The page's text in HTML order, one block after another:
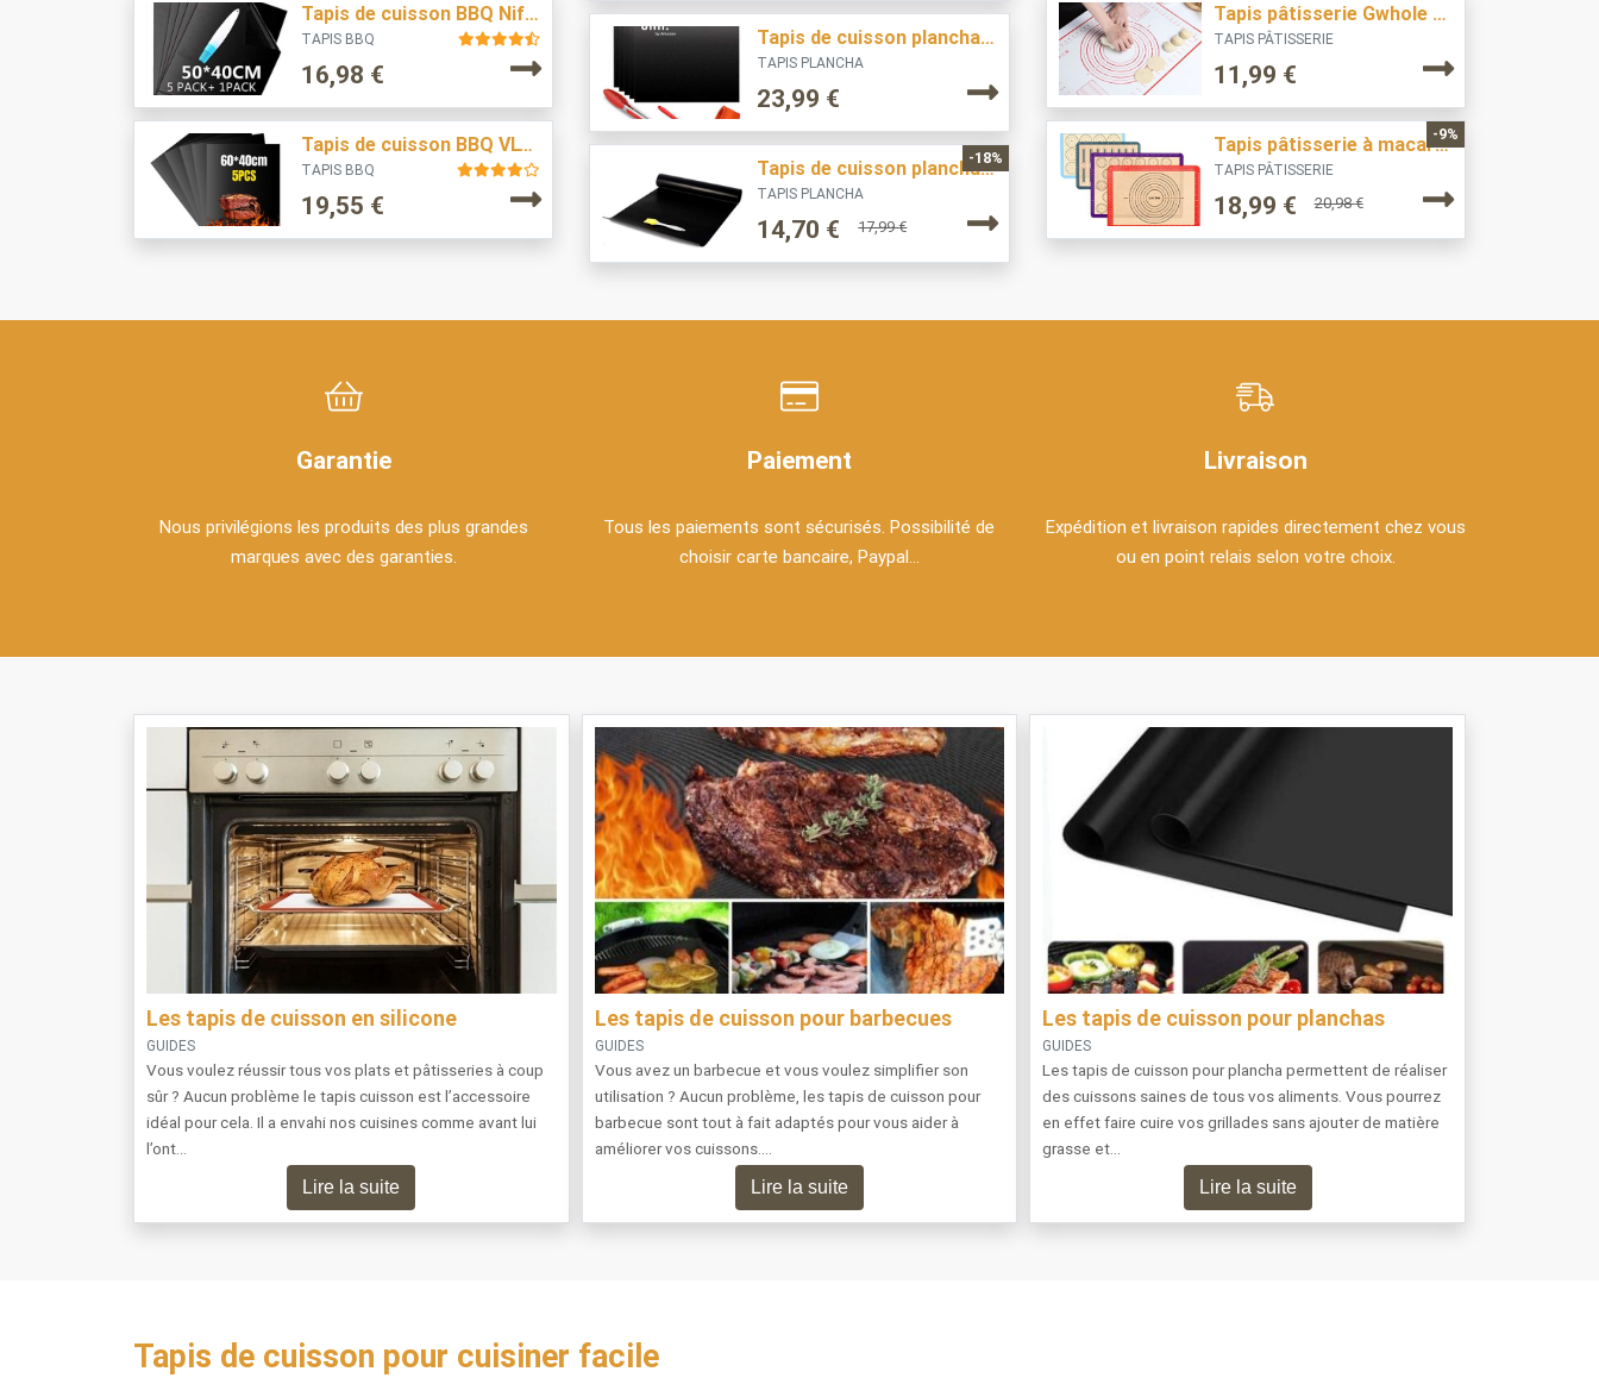
Tapis de cuisson BBQ Nifogo 50*40
TAPIS BBQ
16,98 €
Tapis de cuisson BBQ VLVEE 40*60
TAPIS BBQ
19,55 €
Tapis de cuisson plancha UMI 40*33
TAPIS PLANCHA
23,99 €
Tapis de cuisson plancha wavraging 180*40
TAPIS PLANCHA
14,70 € 17,99€
-18%
Tapis pâtisserie Gwhole 60*40
TAPIS PÂTISSERIE
11,99 €
Tapis pâtisserie à macaron & biscuit Lazymi
TAPIS PÂTISSERIE
18,99 € 20,98€
-9%
Garantie
Nous privilégions les produits des plus grandes
marques avec des garanties.
Paiement
Tous les paiements sont sécurisés. Possibilité de
choisir carte bancaire, Paypal...
Livraison
Expédition et livraison rapides directement chez vous
ou en point relais selon votre choix.
Les tapis de cuisson en silicone
GUIDES
Vous voulez réussir tous vos plats et pâtisseries à coup
sûr ? Aucun problème le tapis cuisson est l’accessoire
idéal pour cela. Il a envahi nos cuisines comme avant lui
l’ont…
Lire la suite
Les tapis de cuisson pour barbecues
GUIDES
Vous avez un barbecue et vous voulez simplifier son
utilisation ? Aucun problème, les tapis de cuisson pour
barbecue sont tout à fait adaptés pour vous aider à
améliorer vos cuissons….
Lire la suite
Les tapis de cuisson pour planchas
GUIDES
Les tapis de cuisson pour plancha permettent de réaliser
des cuissons saines de tous vos aliments. Vous pourrez
en effet faire cuire vos grillades sans ajouter de matière
grasse et…
Lire la suite
Tapis de cuisson pour cuisiner facile